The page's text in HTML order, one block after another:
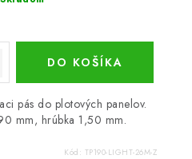
DO KOŠÍKA
pás do plotových panelov.
mm, hrúbka 1,50 mm.
Kód: TP190-LIGHT-26M-Z